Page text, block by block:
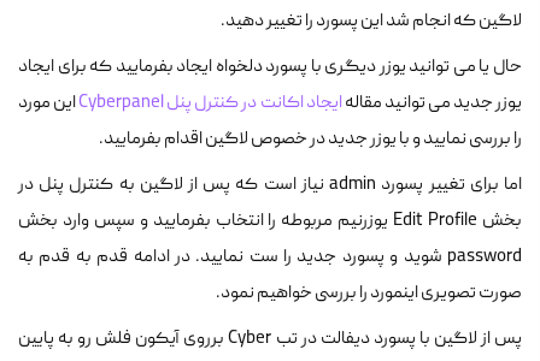
لاگین که انجام شد این پسورد را تغییر دهید.
حال یا می توانید یوزر دیگری با پسورد دلخواه ایجاد بفرمایید که برای ایجاد
یوزر جدید می توانید مقالهایجاد اکانت در کنترل پنل Cyberpanel
این مورد
را بررسی نمایید و با یوزر جدید در خصوص لاگین اقدام بفرمایید.
اما برای تغییر پسورد admin نیاز است که پس از لاگین به کنترل پنل در
بخش Edit Profile یوزرنیم مربوطه را انتخاب بفرمایید و سپس وارد بخش
password شوید و پسورد جدید را ست نمایید. در ادامه قدم به قدم به
صورت تصویری اینمورد را بررسی خواهیم نمود.
پس از لاگین با پسورد دیفالت در تب Cyber برروی آیکون فلش رو به پایین